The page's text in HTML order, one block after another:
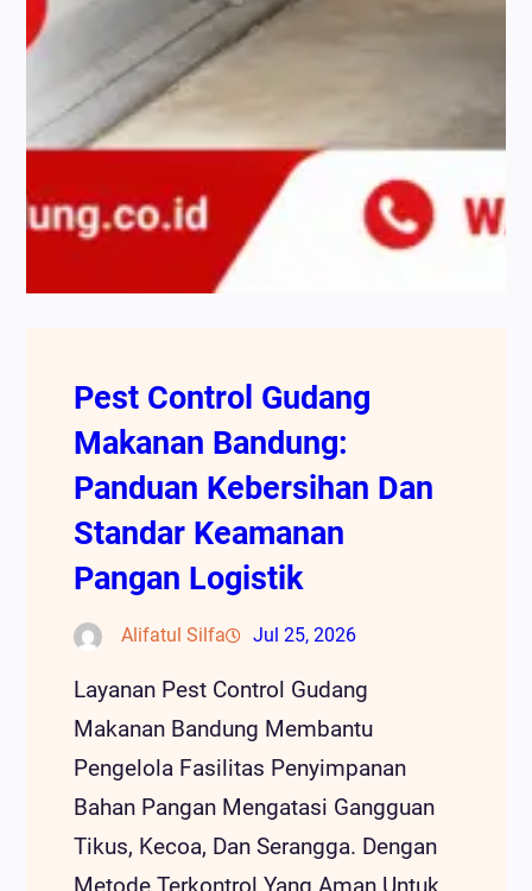
Pest Control Gudang
Makanan Bandung:
Panduan Kebersihan Dan
Standar Keamanan
Pangan Logistik
Alifatul Silfa Jul 25, 2026
Layanan Pest Control Gudang
Makanan Bandung Membantu
Pengelola Fasilitas Penyimpanan
Bahan Pangan Mengatasi Gangguan
Tikus, Kecoa, Dan Serangga. Dengan